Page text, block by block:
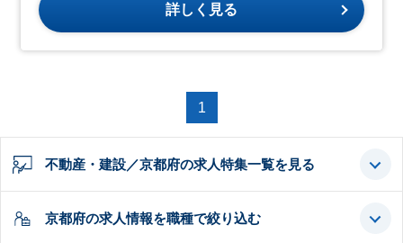
詳しく見る
1
不動産・建設／京都府の求人特集一覧を見る
京都府の求人情報を職種で絞り込む